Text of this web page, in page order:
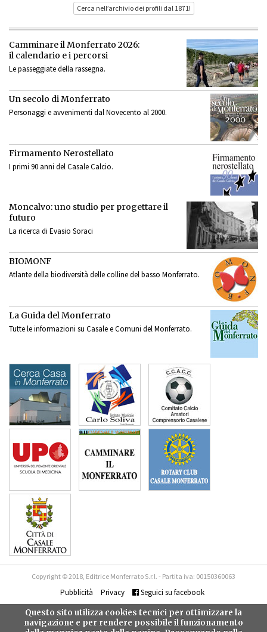
Cerca nell’archivio dei profili dal 1871!
Camminare il Monferrato 2026:
il calendario e i percorsi
Le passeggiate della rassegna.
Un secolo di Monferrato
Personaggi e avvenimenti dal Novecento al 2000.
Firmamento Nerostellato
I primi 90 anni del Casale Calcio.
Moncalvo: uno studio per progettare il
futuro
La ricerca di Evasio Soraci
BIOMONF
Atlante della biodiversità delle colline del basso Monferrato.
La Guida del Monferrato
Tutte le informazioni su Casale e Comuni del Monferrato.
Copyright © 2018, Editrice Monferrato S.r.l. - Partita iva: 00150360063
Pubblicità Privacy Seguici su facebook
Questo sito utilizza cookies tecnici per ottimizzare la
navigazione e per rendere possibile il funzionamento